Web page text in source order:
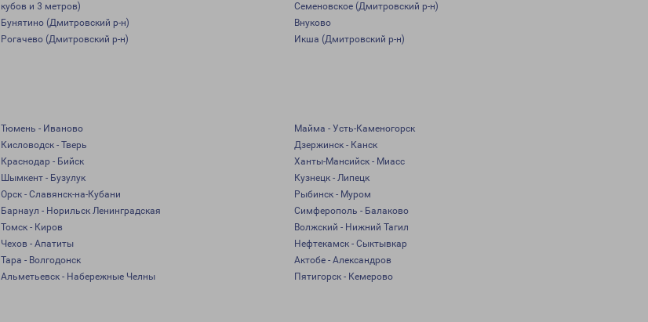
кубов и 3 метров)
Семеновское (Дмитровский р-н)
Бунятино (Дмитровский р-н)
Внуково
Рогачево (Дмитровский р-н)
Икша (Дмитровский р-н)
Тюмень - Иваново
Майма - Усть-Каменогорск
Кисловодск - Тверь
Дзержинск - Канск
Краснодар - Бийск
Ханты-Мансийск - Миасс
Шымкент - Бузулук
Кузнецк - Липецк
Орск - Славянск-на-Кубани
Рыбинск - Муром
Барнаул - Норильск Ленинградская
Симферополь - Балаково
Томск - Киров
Волжский - Нижний Тагил
Чехов - Апатиты
Нефтекамск - Сыктывкар
Тара - Волгодонск
Актобе - Александров
Альметьевск - Набережные Челны Пятигорск - Кемерово